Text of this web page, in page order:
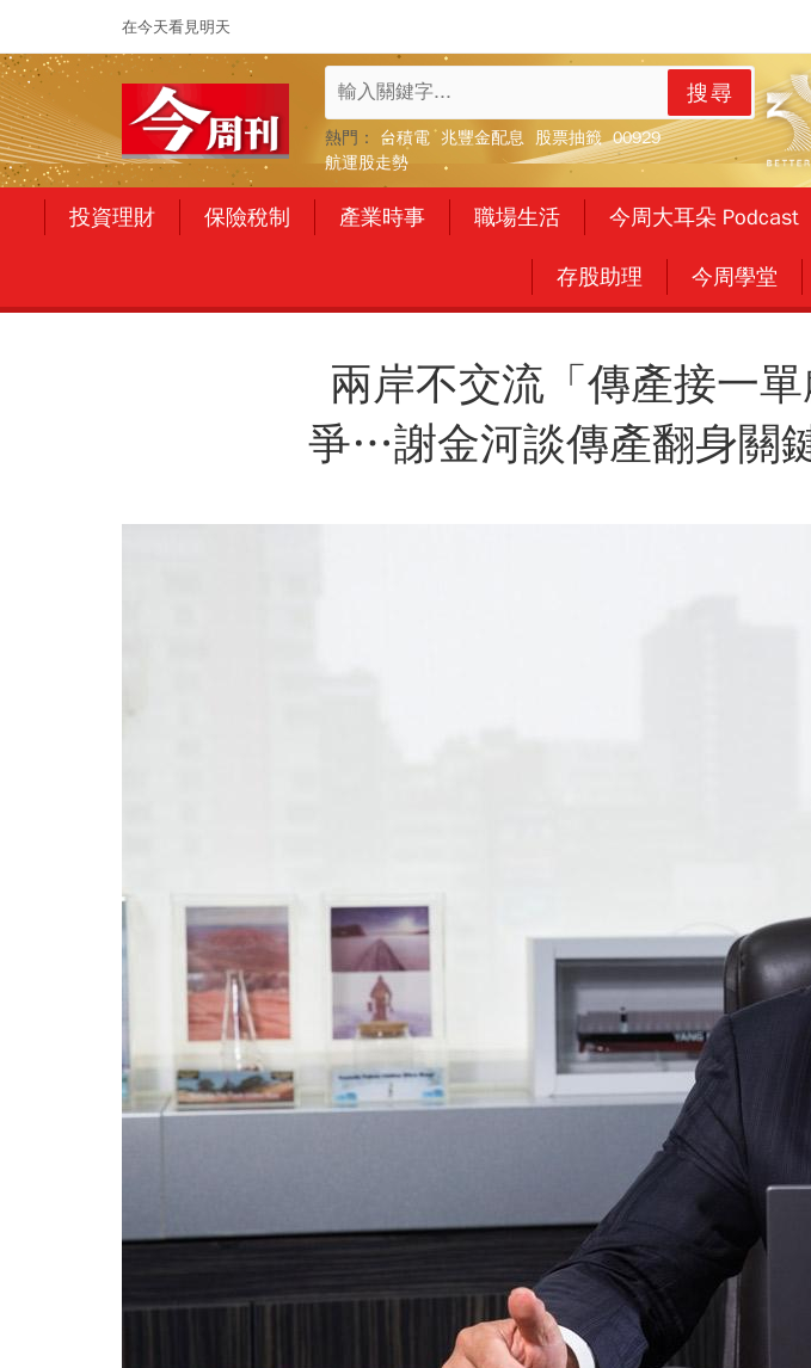
在今天看見明天
搜尋
熱門： 台積電 兆豐金配息 股票抽籤 00929
航運股走勢
投資理財 保險稅制 產業時事 職場生活 今周大耳朵 Podcast
存股助理 今周學堂
兩岸不交流「傳產接一
爭…謝金河談傳產翻身關